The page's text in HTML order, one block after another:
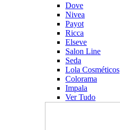
Dove
Nivea
Payot
Ricca
Elseve
Salon Line
Seda
Lola Cosméticos
Colorama
Impala
Ver Tudo